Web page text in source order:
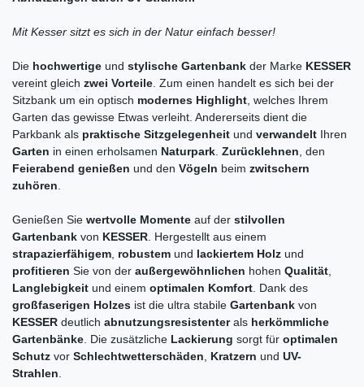
Mit Kesser sitzt es sich in der Natur einfach besser!
Die hochwertige und stylische Gartenbank der Marke KESSER
vereint gleich zwei Vorteile. Zum einen handelt es sich bei der
Sitzbank um ein optisch modernes Highlight, welches Ihrem
Garten das gewisse Etwas verleiht. Andererseits dient die
Parkbank als praktische Sitzgelegenheit und verwandelt Ihren
Garten in einen erholsamen Naturpark. Zurücklehnen, den
Feierabend genießen und den Vögeln beim zwitschern
zuhören.
Genießen Sie wertvolle Momente auf der stilvollen
Gartenbank von KESSER. Hergestellt aus einem
strapazierfähigem, robustem und lackiertem Holz und
profitieren Sie von der außergewöhnlichen hohen Qualität,
Langlebigkeit und einem optimalen Komfort. Dank des
großfaserigen Holzes ist die ultra stabile Gartenbank von
KESSER deutlich abnutzungsresistenterals herkömmliche
Gartenbänke. Die zusätzliche Lackierung sorgt für optimalen
Schutz vor Schlechtwetterschäden, Kratzern und UV-
Strahlen.